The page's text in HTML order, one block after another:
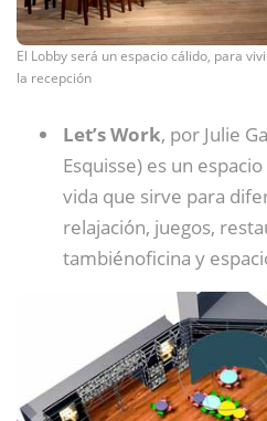
El Lobby será un espacio cálido, para
la recepción
Let’s Work, por Julie
Esquisse) es un
vida que sirve para
relajación, juegos,
tambiénoficina y